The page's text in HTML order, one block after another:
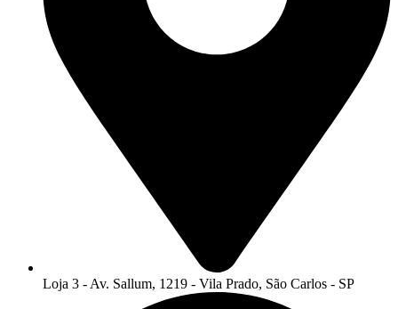
Loja 3 - Av. Sallum, 1219 - Vila Prado, São Carlos - SP